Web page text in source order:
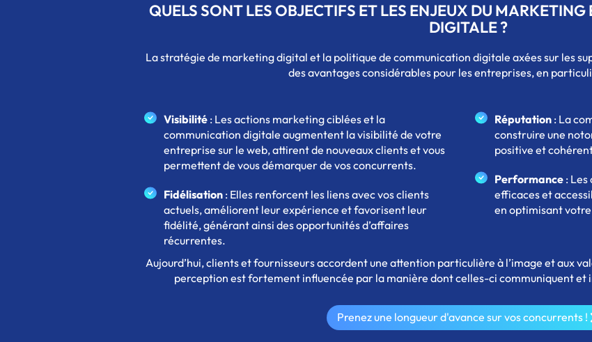
QUELS SONT LES OBJECTIFS ET LES ENJEUX DU
DIGITALE ?
La stratégie de marketing digital et la politique de communication digitale axées sur les
des avantages considérables pour les entreprises, en
Visibilité: Les actions marketing ciblées et la
communication digitale augmentent la visibilité de votre
entreprise sur le web, attirent de nouveaux clients et vous
permettent de vous démarquer de vos concurrents.
Fidélisation : Elles renforcent les liens avec vos clients
actuels, améliorent leur expérience et favorisent leur
fidélité, générant ainsi des opportunités d’affaires
récurrentes.
Réputation: La
construire une
positive et
Performance: Les
efficaces et
en optimisant
Aujourd’hui, clients et fournisseurs accordent une attention particulière à l’image et aux
perception est fortement influencée par la manière dont celles-ci communiquent et
Prenez une longueur d'avance sur vos concurrents !